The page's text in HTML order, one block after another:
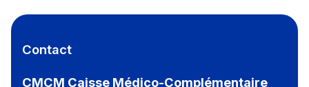
Contact
CMCM Caisse Médico-Complémentaire